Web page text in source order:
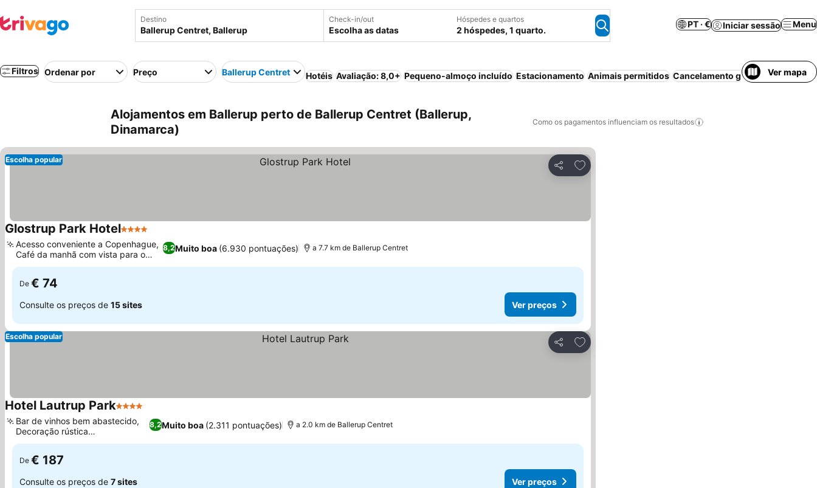
Destino Check-in/out
Escolha as datas
Hóspedes e quartos
2 hóspedes, 1 quarto.
PT · € Iniciar sessão Menu
Filtros Ordenar por Preço Ballerup Centret Hotéis Avaliação: 8,0+ Pequeno-almoço incluído Estacionamento Animais permitidos Cancelamento gratuito Quarto
Ver mapa
Alojamentos em Ballerup perto de Ballerup Centret (Ballerup,
Dinamarca)
Como os pagamentos influenciam os resultados
Partilhar
Adicionar aos favoritos
Escolha popular
Glostrup Park Hotel4 Estrelas
8,2Muito boa (6.930 pontuações)
Acesso conveniente a Copenhague,
Café da manhã com vista para o
parque
a 7.7 km de Ballerup Centret
De € 74
Consulte os preços de 15 sites Ver preços
Partilhar
Adicionar aos favoritos
Escolha popular
Hotel Lautrup Park4 Estrelas
8,2Muito boa (2.311 pontuações)
Bar de vinhos bem abastecido,
Decoração rústica
contemporânea
a 2.0 km de Ballerup Centret
De € 187
Consulte os preços de 7 sites Ver preços